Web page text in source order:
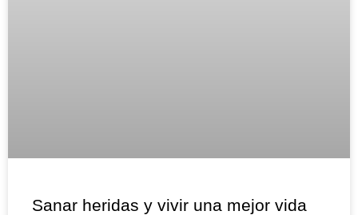
Sanar heridas y vivir una mejor vida